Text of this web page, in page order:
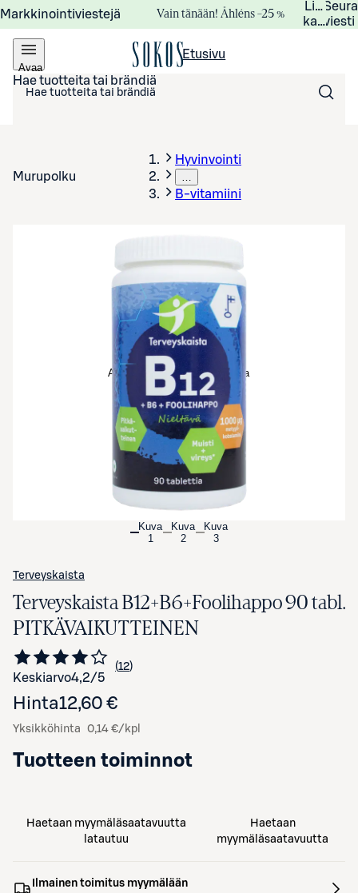
Markkinointiviestejä Vain tänään! Åhléns –25 %
viesti
Avaa
valikko
Etusivu
Hae tuotteita tai brändiä
Murupolku
Hyvinvointi
…
B-vitamiini
Avaa tuotekuva suurennettuna
Kuva
1
Kuva
2
Kuva
3
Terveyskaista
Terveyskaista B12+B6+Foolihappo 90 tabl.
PITKÄVAIKUTTEINEN
Keskiarvo4,2/5 Siirry arvioihin
12
kappaletta
Hinta12,60 €
Yksikköhinta 0,14 €/kpl
Tuotteen toiminnot
Haetaan myymäläsaatavuutta
latautuu
Haetaan
myymäläsaatavuutta
Ilmainen toimitus myymälään